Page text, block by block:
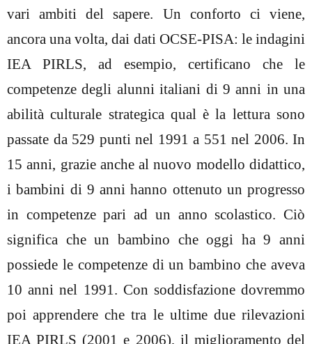
vari ambiti del sapere. Un conforto ci viene,
ancora una volta, dai dati OCSE-PISA: le indagini
IEA PIRLS, ad esempio, certificano che le
competenze degli alunni italiani di 9 anni in una
abilità culturale strategica qual è la lettura sono
passate da 529 punti nel 1991 a 551 nel 2006. In
15 anni, grazie anche al nuovo modello didattico,
i bambini di 9 anni hanno ottenuto un progresso
in competenze pari ad un anno scolastico. Ciò
significa che un bambino che oggi ha 9 anni
possiede le competenze di un bambino che aveva
10 anni nel 1991. Con soddisfazione dovremmo
poi apprendere che tra le ultime due rilevazioni
IEA PIRLS (2001 e 2006), il miglioramento del